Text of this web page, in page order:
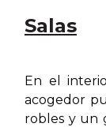
Salas
En el
acogedor
robles y un